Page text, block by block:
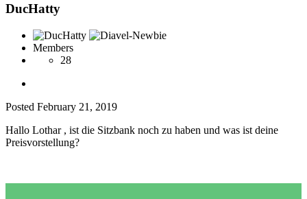
DucHatty
Members
28
Posted February 21, 2019
Hallo Lothar , ist die Sitzbank noch zu haben und was ist deine
Preisvorstellung?